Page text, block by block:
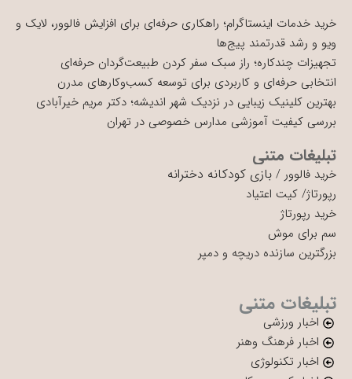
خرید خدمات اینستاگرام؛ راهکاری حرفه‌ای برای افزایش فالوور، لایک و
ویو و رشد قدرتمند پیج‌ها
تجهیزات چندکاره؛ راز سبک سفر کردن طبیعت‌گردان حرفه‌ای
انتخابی حرفه‌ای و کاربردی برای توسعه کسب‌وکارهای مدرن
بهترین کلینیک زیبایی در نزدیک شهر اندیشه؛ دکتر مریم خیرآبادی
بررسی کیفیت آموزشی مدارس خصوصی در تهران
تبلیغات متنی
خرید فالوور / بازی کودکانه دخترانه
رپورتاژ/ کیت اعتیاد
خرید رپورتاژ
سم برای موش
بزرگترین سازنده دریچه و دمپر
تبلیغات متنی
اخبار ورزشی
اخبار فرهنگ وهنر
اخبار تکنولوژی